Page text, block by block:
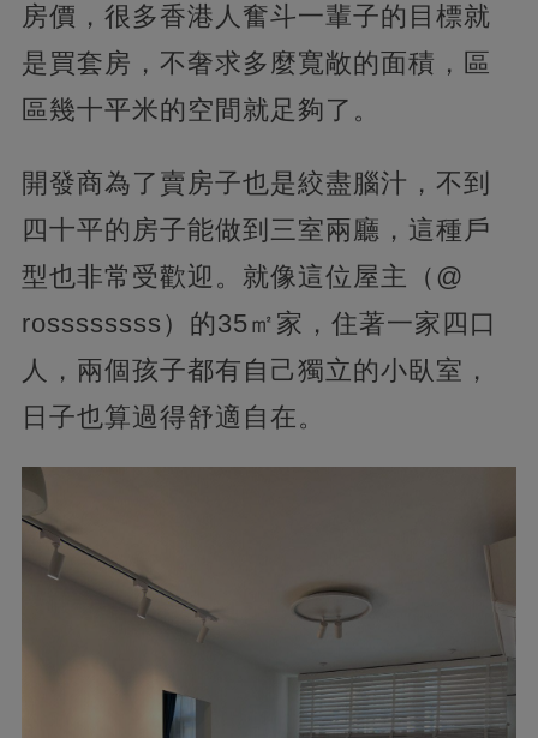
房價，很多香港人奮斗一輩子的目標就
是買套房，不奢求多麼寬敞的面積，區
區幾十平米的空間就足夠了。
開發商為了賣房子也是絞盡腦汁，不到
四十平的房子能做到三室兩廳，這種戶
型也非常受歡迎。就像這位屋主（@
rossssssss）的35㎡家，住著一家四口
人，兩個孩子都有自己獨立的小臥室，
日子也算過得舒適自在。